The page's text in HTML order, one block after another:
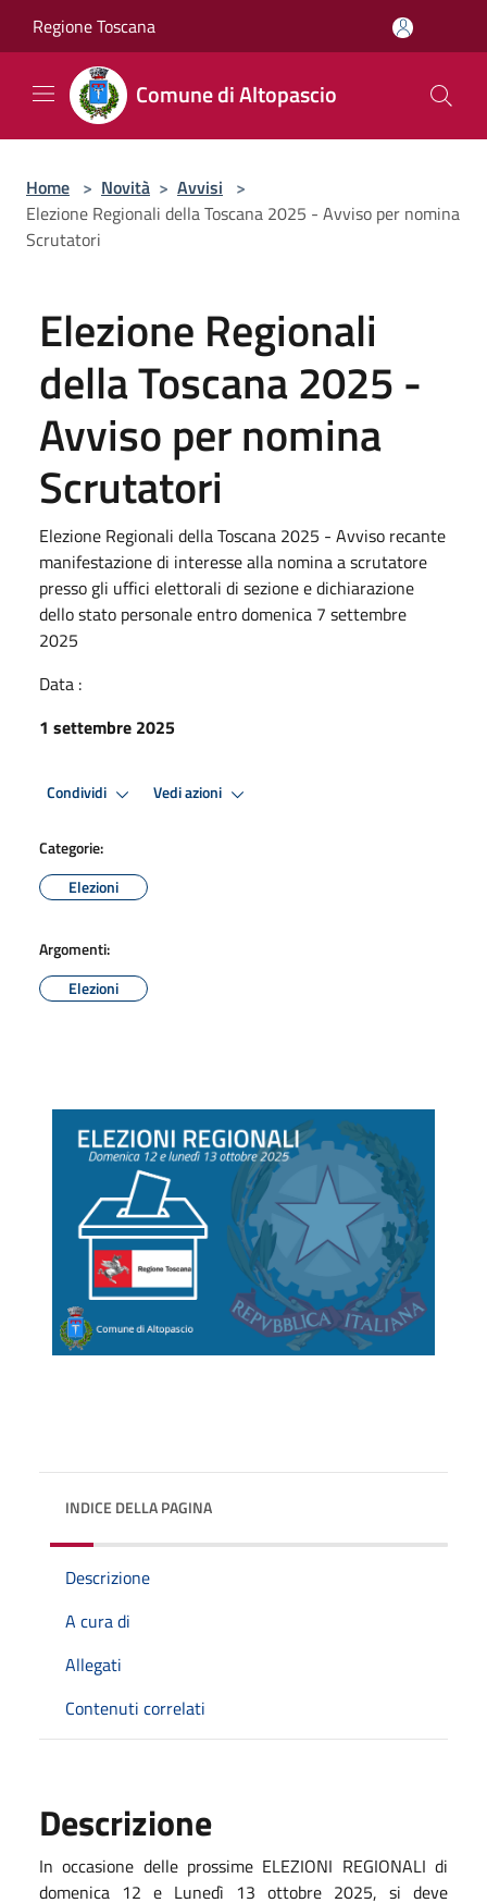
Regione Toscana
Comune di Altopascio
Home > Novità > Avvisi >
Elezione Regionali della Toscana 2025 - Avviso per nomina
Scrutatori
Elezione Regionali
della Toscana 2025 -
Avviso per nomina
Scrutatori
Elezione Regionali della Toscana 2025 - Avviso recante
manifestazione di interesse alla nomina a scrutatore
presso gli uffici elettorali di sezione e dichiarazione
dello stato personale entro domenica 7 settembre
2025
Data :
1 settembre 2025
Condividi Vedi azioni
Categorie:
Elezioni
Argomenti:
Elezioni
INDICE DELLA PAGINA
Descrizione
A cura di
Allegati
Contenuti correlati
Descrizione
In occasione delle prossime ELEZIONI REGIONALI di
domenica 12 e Lunedì 13 ottobre 2025, si deve